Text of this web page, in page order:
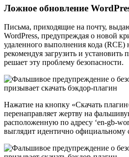
Ложное обновление
Письма, приходящие на почту,
WordPress, предупреждая о новой
удаленного выполнения кода (RCE)
рекомендуя загрузить и установить
решает эту проблему безопасности.
Нажатие на кнопку «Скачать
перенаправляет жертву на
расположенную по адресу ‘en-gb-
выглядит идентично официальному